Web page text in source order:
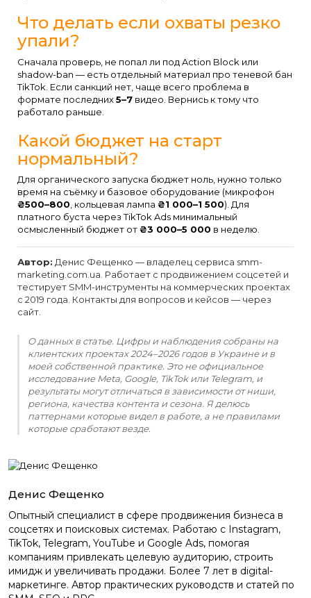
Что делать если охваты резко
упали?
Сначала проверь, не попал ли под Action Block или
shadow-ban — есть отдельный материал про теневой бан
TikTok. Если санкций нет, чаще всего проблема в
формате последних5–7 видео. Вернись к тому что
работало раньше.
Какой бюджет на старт
нормальный?
Для органического запуска бюджет ноль, нужно только
время на съёмку и базовое оборудование (микрофон
₴500–800, кольцевая лампа ₴1 000–1 500). Для
платного буста через TikTok Ads минимальный
осмысленный бюджет от₴3 000–5 000 в неделю.
Автор: Денис Фещенко — владелец сервиса smm-
marketing.com.ua. Работает с продвижением соцсетей и
тестирует SMM-инструменты на коммерческих проектах
с 2019 года. Контакты для вопросов и кейсов — через
сайт.
О данных в статье. Цифры и наблюдения собраны на
клиентских проектах 2024–2026 годов в Украине и в
моей собственной практике. Это не официальное
исследование Meta, Google, TikTok или Telegram, и
результаты могут отличаться в зависимости от ниши,
региона, качества контента и сезона. Я делюсь
паттернами которые видел в работе, а не правилами
которые сработают везде.
Денис Фещенко
Опытный специалист в сфере продвижения бизнеса в
соцсетях и поисковых системах. Работаю с Instagram,
TikTok, Telegram, YouTube и Google Ads, помогая
компаниям привлекать целевую аудиторию, строить
имидж и увеличивать продажи. Более 7 лет в digital-
маркетинге. Автор практических руководств и статей по